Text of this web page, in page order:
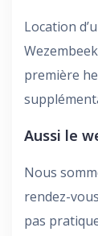
Location
première
Aussi le
Nous
rendez-
pas